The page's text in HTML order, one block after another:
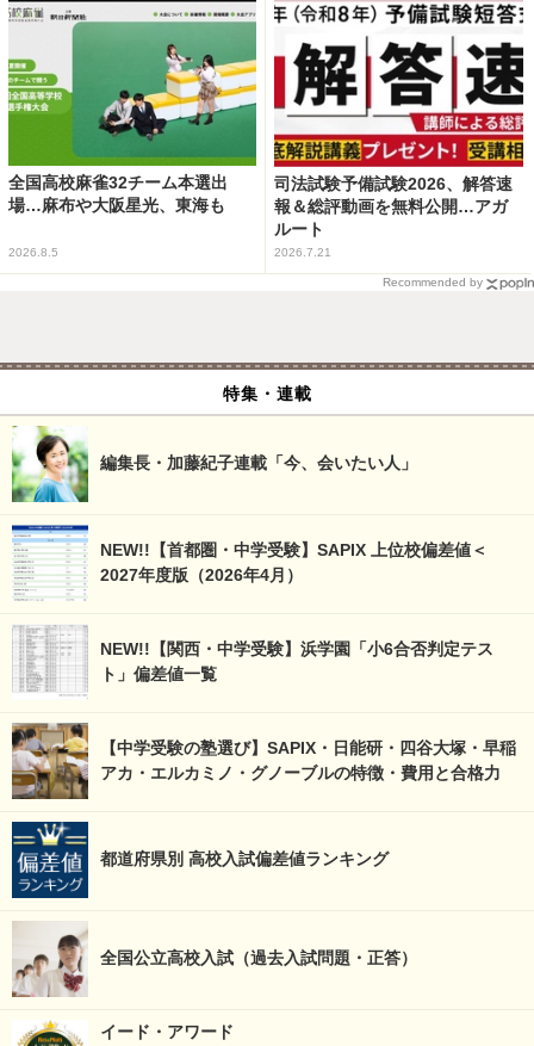
全国高校麻雀32チーム本選出
場…麻布や大阪星光、東海も
2026.8.5
司法試験予備試験2026、解答速
報＆総評動画を無料公開…アガ
ルート
2026.7.21
Recommended by
特集・連載
編集長・加藤紀子連載「今、会いたい人」
NEW!!【首都圏・中学受験】SAPIX 上位校偏差値＜
2027年度版（2026年4月）
NEW!!【関西・中学受験】浜学園「小6合否判定テス
ト」偏差値一覧
【中学受験の塾選び】SAPIX・日能研・四谷大塚・早稲
アカ・エルカミノ・グノーブルの特徴・費用と合格力
都道府県別 高校入試偏差値ランキング
全国公立高校入試（過去入試問題・正答）
イード・アワード